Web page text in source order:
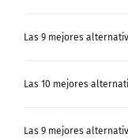
Las 9 mejores
Las 10 mejores
Las 9 mejores